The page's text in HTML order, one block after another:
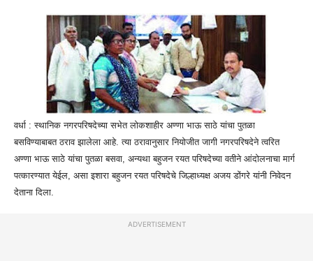
वर्धा : स्थानिक नगरपरिषदेच्या सभेत लोकशाहीर अण्णा भाऊ साठे यांचा पुतळा
बसविण्याबाबत ठराव झालेला आहे. त्या ठरावानुसार नियोजीत जागी नगरपरिषदेने त्वरित
अण्णा भाऊ साठे यांचा पुतळा बसवा, अन्यथा बहुजन रयत परिषदेच्या वतीने आंदोलनाचा मार्ग
पत्कारण्यात येईल, असा इशारा बहुजन रयत परिषदेचे जिल्हाध्यक्ष अजय डोंगरे यांनी निवेदन
देताना दिला.
ADVERTISEMENT